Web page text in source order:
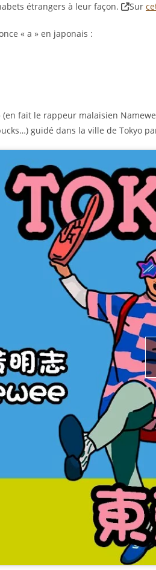
étrangers à leur façon. Sur
« a » en japonais :
(en fait le rappeur malaisien
guidé dans la ville de Tokyo